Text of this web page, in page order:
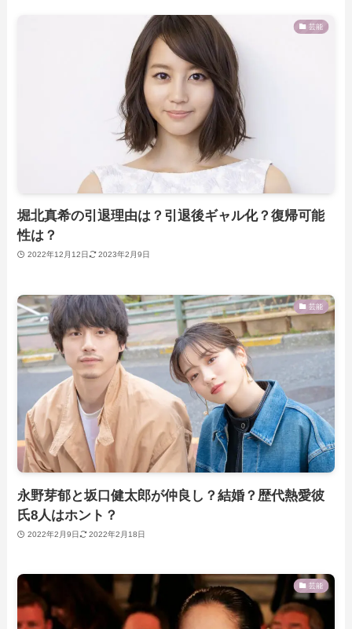
芸能
堀北真希の引退理由は？引退後ギャル化？復帰可能
性は？
2022年12月12日 2023年2月9日
芸能
永野芽郁と坂口健太郎が仲良し？結婚？歴代熱愛彼
氏8人はホント？
2022年2月9日 2022年2月18日
芸能